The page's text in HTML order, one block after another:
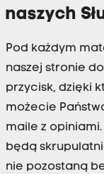
naszych
Pod każdym
naszej stronie
przycisk, dzięki
możecie
maile z opiniami.
będą
nie pozostaną